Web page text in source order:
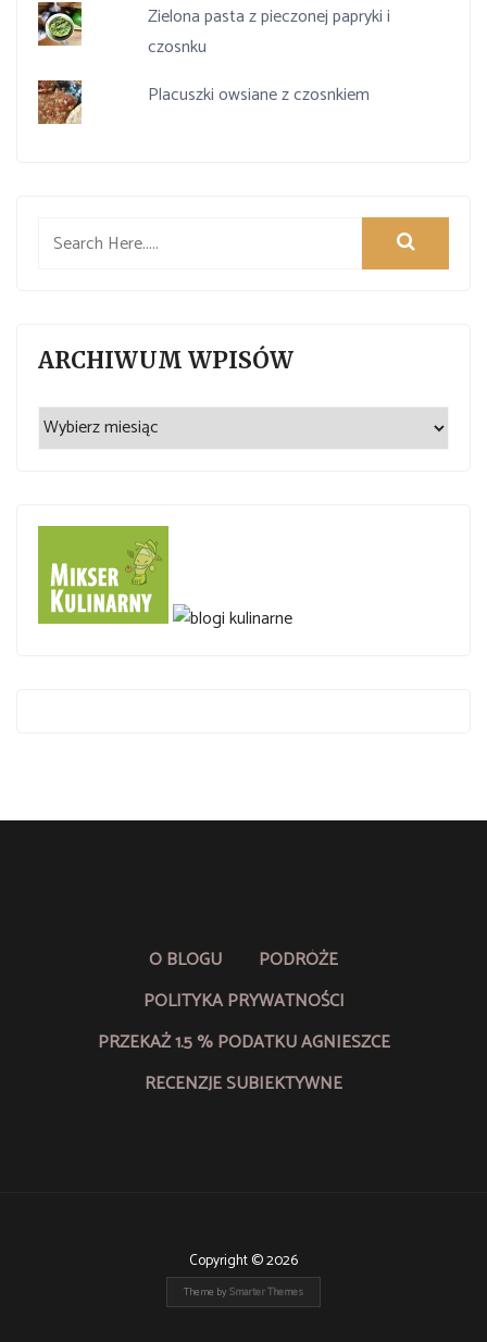
Zielona pasta z pieczonej papryki i
czosnku
Placuszki owsiane z czosnkiem
ARCHIWUM WPISÓW
Archiwum
wpisów
O BLOGU
PODRÓŻE
POLITYKA PRYWATNOŚCI
PRZEKAŻ 1.5 % PODATKU AGNIESZCE
RECENZJE SUBIEKTYWNE
Copyright © 2026
Theme bySmarter Themes